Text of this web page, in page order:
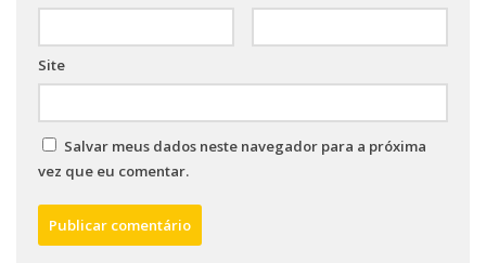
Site
Salvar meus dados neste navegador para a próxima
vez que eu comentar.